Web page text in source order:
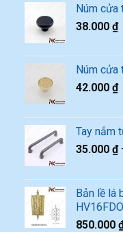
Núm cửa
38.000 ₫
Núm cửa
42.000 ₫
Tay nắm
35.000 ₫
Bản lề lá
850.000